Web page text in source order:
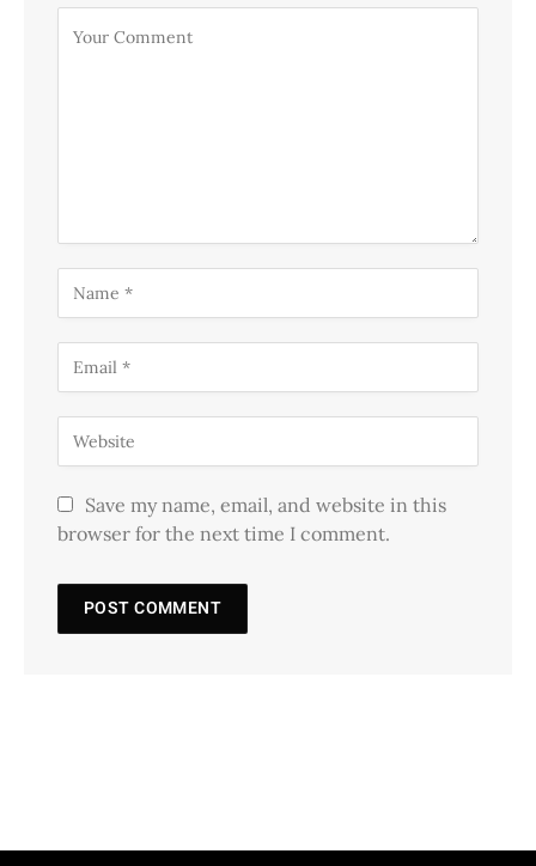
Save my name, email, and website in this
browser for the next time I comment.